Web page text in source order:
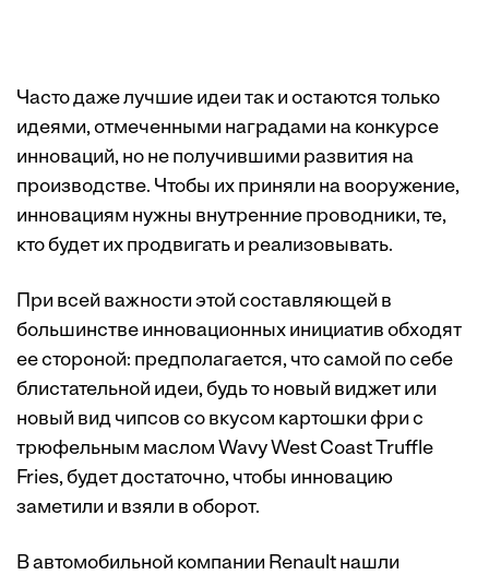
Часто даже лучшие идеи так и остаются только
идеями, отмеченными наградами на конкурсе
инноваций, но не получившими развития на
производстве. Чтобы их приняли на вооружение,
инновациям нужны внутренние проводники, те,
кто будет их продвигать и реализовывать.
При всей важности этой составляющей в
большинстве инновационных инициатив обходят
ее стороной: предполагается, что самой по себе
блистательной идеи, будь то новый виджет или
новый вид чипсов со вкусом картошки фри с
трюфельным маслом Wavy West Coast Truffle
Fries, будет достаточно, чтобы инновацию
заметили и взяли в оборот.
В автомобильной компании Renault нашли